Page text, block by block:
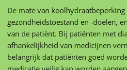
De mate van
gezondheidstoestand en -doelen,
van de patiënt. Bij patiënten met
afhankelijkheid van medicijnen
belangrijk dat patiënten goed